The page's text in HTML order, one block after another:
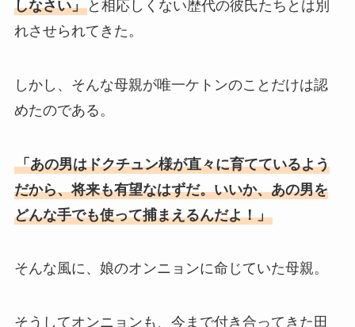
しなさい」と相応しくない歴代の彼氏たちとは別
れさせられてきた。
しかし、そんな母親が唯一ケトンのことだけは認
めたのである。
「あの男はドクチュン様が直々に育てているよう
だから、将来も有望なはずだ。いいか、あの男を
どんな手でも使って捕まえるんだよ！」
そんな風に、娘のオンニョンに命じていた母親。
そうしてオンニョンも、今まで付き合ってきた田